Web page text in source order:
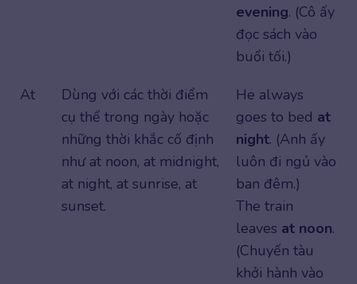
evening. (Cô ấy
đọc sách vào
buổi tối.)
At
Dùng với các thời điểm
cụ thể trong ngày hoặc
những thời khắc cố định
như at noon, at midnight,
at night, at sunrise, at
sunset.
He always
goes to bed at
night. (Anh ấy
luôn đi ngủ vào
ban đêm.)
The train
leaves at noon.
(Chuyến tàu
khởi hành vào